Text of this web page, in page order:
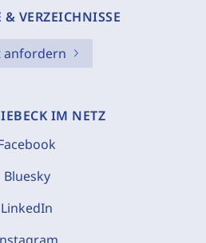
& VERZEICHNISSE
anfordern
IM NETZ
Bluesky
LinkedIn